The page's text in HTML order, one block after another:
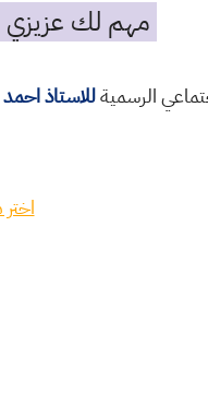
مهم لك عزيزي
الرسميةللاستاذ